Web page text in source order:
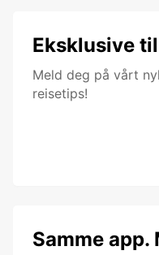
Eksklusive
Meld deg på vårt
reisetips!
Samme